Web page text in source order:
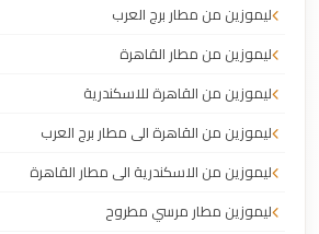
ليموزين من مطار برج العرب
ليموزين من مطار القاهرة
ليموزين من القاهرة للاسكندرية
ليموزين من القاهرة الى مطار برج العرب
ليموزين من الاسكندرية الى مطار القاهرة
ليموزين مطار مرسي مطروح